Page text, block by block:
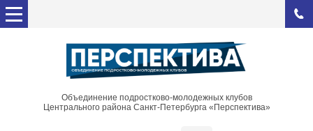
Объединение подростково-молодежных клубов
Центрального района Санкт-Петербурга «Перспектива»